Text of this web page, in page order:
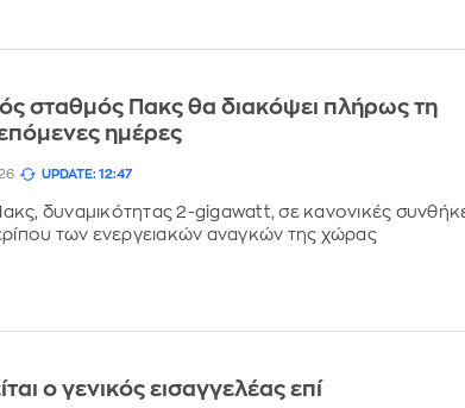
σταθμός Πακς θα διακόψει πλήρως τη
επόμενες ημέρες
UPDATE: 12:47
δυναμικότητας 2-gigawatt, σε κανονικές
των ενεργειακών αναγκών της χώρας
ο γενικός εισαγγελέας επί